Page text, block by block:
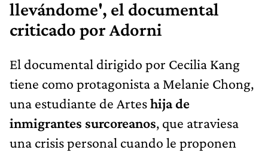
llevándome', el documental
criticado por Adorni
El documental dirigido por Cecilia Kang
tiene como protagonista a Melanie Chong,
una estudiante de Arteshija de
inmigrantes surcoreanos, que atraviesa
una crisis personal cuando le proponen